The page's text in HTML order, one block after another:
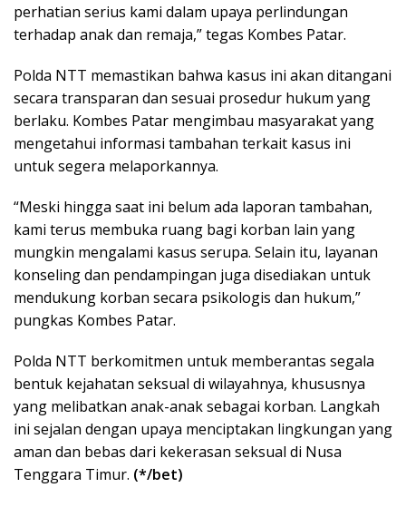
perhatian serius kami dalam upaya perlindungan
terhadap anak dan remaja,” tegas Kombes Patar.
Polda NTT memastikan bahwa kasus ini akan ditangani
secara transparan dan sesuai prosedur hukum yang
berlaku. Kombes Patar mengimbau masyarakat yang
mengetahui informasi tambahan terkait kasus ini
untuk segera melaporkannya.
“Meski hingga saat ini belum ada laporan tambahan,
kami terus membuka ruang bagi korban lain yang
mungkin mengalami kasus serupa. Selain itu, layanan
konseling dan pendampingan juga disediakan untuk
mendukung korban secara psikologis dan hukum,”
pungkas Kombes Patar.
Polda NTT berkomitmen untuk memberantas segala
bentuk kejahatan seksual di wilayahnya, khususnya
yang melibatkan anak-anak sebagai korban. Langkah
ini sejalan dengan upaya menciptakan lingkungan yang
aman dan bebas dari kekerasan seksual di Nusa
Tenggara Timur. (*/bet)